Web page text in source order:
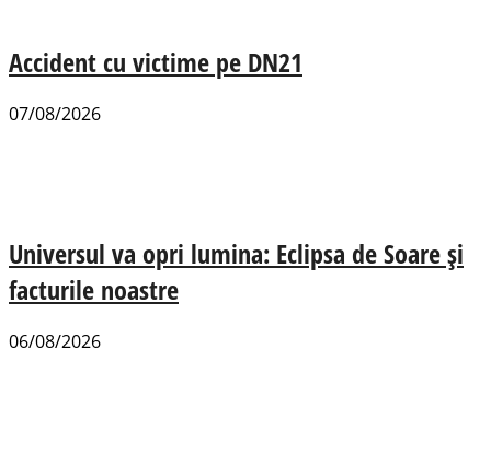
Accident cu victime pe DN21
07/08/2026
Universul va opri lumina: Eclipsa de Soare și
facturile noastre
06/08/2026